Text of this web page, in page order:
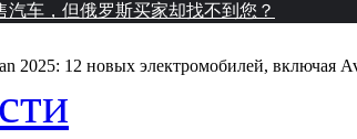
汽车，但俄罗斯买家却找不到您？
2025: 12 новых электромобилей, включая